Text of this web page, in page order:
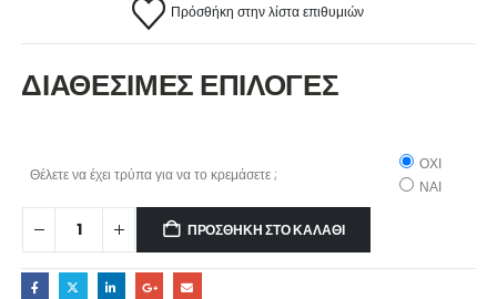
Πρόσθήκη στην λίστα επιθυμιών
ΔΙΑΘΕΣΙΜΕΣ ΕΠΙΛΟΓΕΣ
Θέλετε να έχει τρύπα για να το κρεμάσετε ;
ΟΧΙ
ΝΑΙ
ΠΡΟΣΘΉΚΗ ΣΤΟ ΚΑΛΆΘΙ